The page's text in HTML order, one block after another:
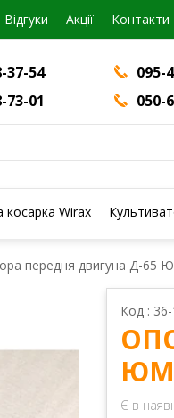
Відгуки Акції Контакти
37-54 095-
73-01
050-
косарка Wirax
передня двигуна Д-65
Код :
Є в